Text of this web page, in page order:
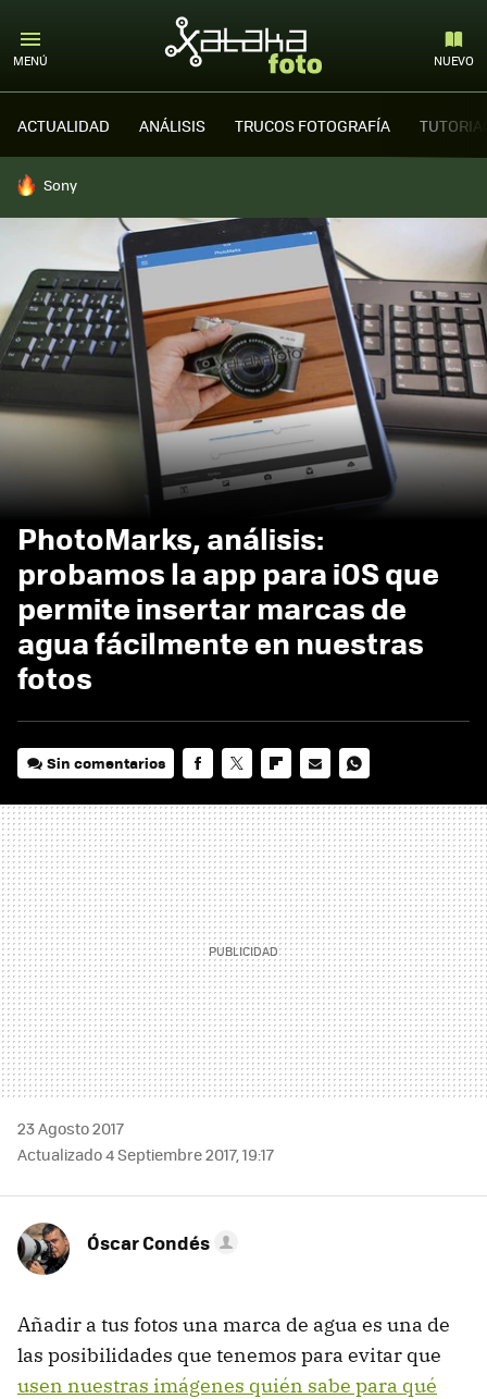
MENÚ NUEVO
ACTUALIDAD ANÁLISIS TRUCOS FOTOGRAFÍA
HOY SE HABLA DE
Sony
PhotoMarks, análisis:
probamos la app para iOS que
permite insertar marcas de
agua fácilmente en nuestras
fotos
Sin comentarios
MAIL
23 Agosto 2017
Actualizado 4 Septiembre 2017, 19:17
Óscar Condés
Añadir a tus fotos una marca de agua es una de
las posibilidades que tenemos para evitar que
usen nuestras imágenes quién sabe para qué